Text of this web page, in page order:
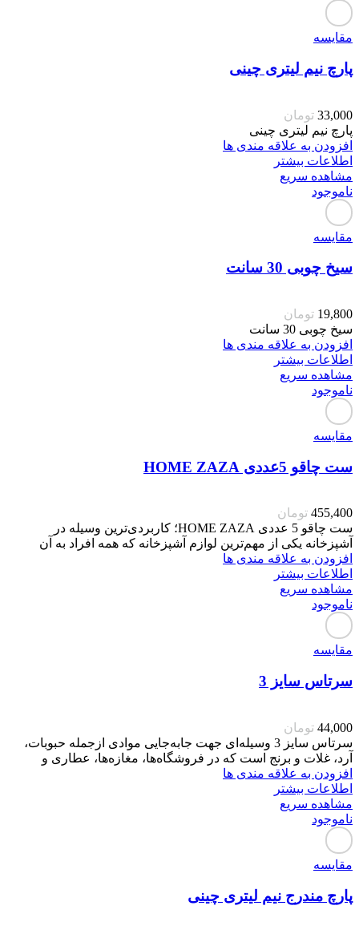
مقایسه
پارچ نیم لیتری چینی
33,000 تومان
پارچ نیم لیتری چینی
افزودن به علاقه مندی ها
اطلاعات بیشتر
مشاهده سریع
ناموجود
مقایسه
سیخ چوبی 30 سانت
19,800 تومان
سیخ چوبی 30 سانت
افزودن به علاقه مندی ها
اطلاعات بیشتر
مشاهده سریع
ناموجود
مقایسه
ست چاقو 5عددی HOME ZAZA
455,400 تومان
ست چاقو 5 عددی HOME ZAZA؛ کاربردی‌ترین وسیله در
آشپزخانه یکی از مهم‌ترین لوازم آشپزخانه که همه افراد به آن
افزودن به علاقه مندی ها
اطلاعات بیشتر
مشاهده سریع
ناموجود
مقایسه
سرتاس سایز 3
44,000 تومان
سرتاس سایز 3 وسیله‌ای جهت جابه‌جایی موادی ازجمله حبوبات،
آرد، غلات و برنج است که در فروشگاه‌ها، مغازه‌ها، عطاری و
افزودن به علاقه مندی ها
اطلاعات بیشتر
مشاهده سریع
ناموجود
مقایسه
پارچ مندرج نیم لیتری چینی